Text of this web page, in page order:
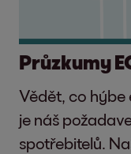
Průzkumy
Vědět, co hýbe
je náš
spotřebitelů.